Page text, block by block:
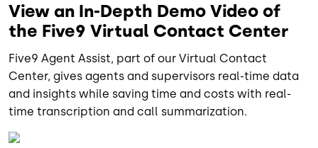
View an In-Depth Demo Video of
the Five9 Virtual Contact Center
Five9 Agent Assist, part of our Virtual Contact
Center, gives agents and supervisors real-time data
and insights while saving time and costs with real-
time transcription and call summarization.